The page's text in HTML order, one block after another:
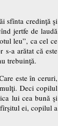
sfînta credinţă şi
jertfe de laudă
leu”, ca cel ce
s-a arătat că este
trebuinţă.
este în ceruri,
Deci copilul
lui cea bună şi
ei, copilul a